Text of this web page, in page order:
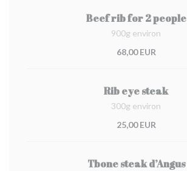
Beef rib for 2 people
900g environ
68,00 EUR
Rib eye steak
300g environ
25,00 EUR
Tbone steak d’Angus